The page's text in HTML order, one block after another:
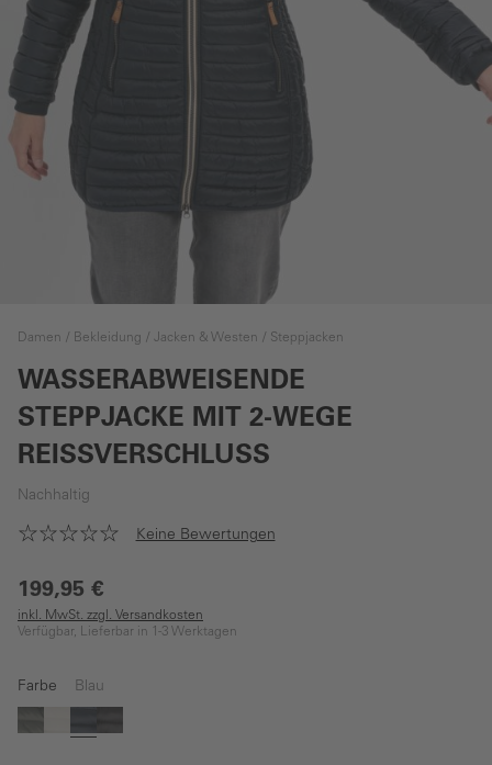
Damen Bekleidung Jacken & Westen Steppjacken
WASSERABWEISENDE
STEPPJACKE MIT 2-WEGE
REISSVERSCHLUSS
Nachhaltig
Keine Bewertungen
199,95 €
inkl. MwSt. zzgl. Versandkosten
Verfügbar, Lieferbar in 1-3 Werktagen
Farbe Blau
Grün WeißBlauSchwarz